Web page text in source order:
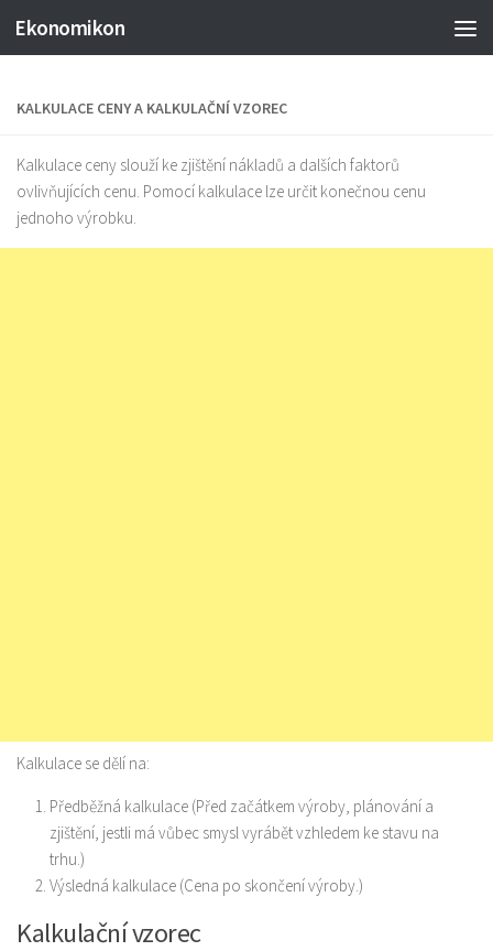
Ekonomikon
KALKULACE CENY A KALKULAČNÍ VZOREC
Kalkulace ceny slouží ke zjištění nákladů a dalších faktorů
ovlivňujících cenu. Pomocí kalkulace lze určit konečnou cenu
jednoho výrobku.
Kalkulace se dělí na:
Předběžná kalkulace (Před začátkem výroby, plánování a
zjištění, jestli má vůbec smysl vyrábět vzhledem ke stavu na
trhu.)
Výsledná kalkulace (Cena po skončení výroby.)
Kalkulační vzorec